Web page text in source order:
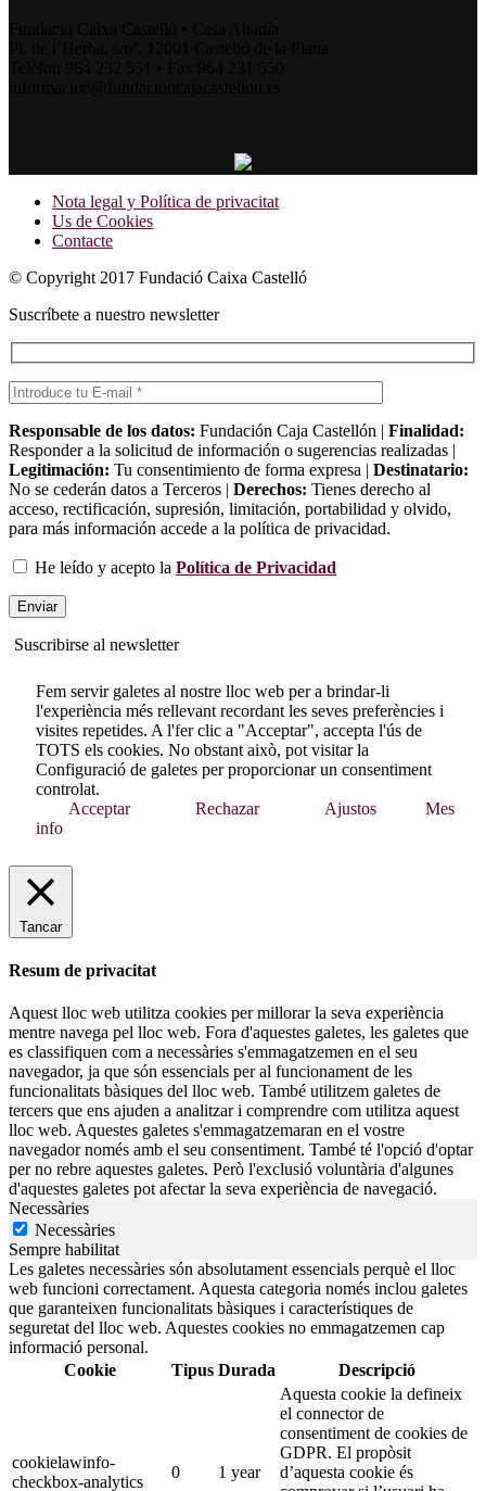
Nota legal y Política de privacitat
Us de Cookies
Contacte
© Copyright 2017 Fundació Caixa Castelló
Suscríbete a nuestro newsletter
Responsable de los datos: Fundación Caja Castellón | Finalidad:
Responder a la solicitud de información o sugerencias realizadas |
Legitimación: Tu consentimiento de forma expresa | Destinatario:
No se cederán datos a Terceros | Derechos: Tienes derecho al
acceso, rectificación, supresión, limitación, portabilidad y olvido,
para más información accede a la política de privacidad.
He leído y acepto la Política de Privacidad
Suscribirse al newsletter
Fem servir galetes al nostre lloc web per a brindar-li
l'experiència més rellevant recordant les seves preferències i
visites repetides. A l'fer clic a "Acceptar", accepta l'ús de
TOTS els cookies. No obstant això, pot visitar la
Configuració de galetes per proporcionar un consentiment
controlat.
Acceptar
Rechazar Ajustos
Mes
info
Tancar
Resum de privacitat
Aquest lloc web utilitza cookies per millorar la seva experiència
mentre navega pel lloc web. Fora d'aquestes galetes, les galetes que
es classifiquen com a necessàries s'emmagatzemen en el seu
navegador, ja que són essencials per al funcionament de les
funcionalitats bàsiques del lloc web. També utilitzem galetes de
tercers que ens ajuden a analitzar i comprendre com utilitza aquest
lloc web. Aquestes galetes s'emmagatzemaran en el vostre
navegador només amb el seu consentiment. També té l'opció d'optar
per no rebre aquestes galetes. Però l'exclusió voluntària d'algunes
d'aquestes galetes pot afectar la seva experiència de navegació.
Necessàries
Necessàries
Sempre habilitat
Les galetes necessàries són absolutament essencials perquè el lloc
web funcioni correctament. Aquesta categoria només inclou galetes
que garanteixen funcionalitats bàsiques i característiques de
seguretat del lloc web. Aquestes cookies no emmagatzemen cap
informació personal.
Cookie
Tipus Durada Descripció
cookielawinfo-
checkbox-analytics
0 1 year
Aquesta cookie la defineix
el connector de
consentiment de cookies de
GDPR. El propòsit
d’aquesta cookie és